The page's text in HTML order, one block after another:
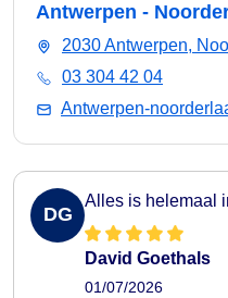
Antwerpen -
2030 Antwerpen,
03 304 42 04
Antwerpen-
DG
Alles is helemaal
David Goethals
01/07/2026